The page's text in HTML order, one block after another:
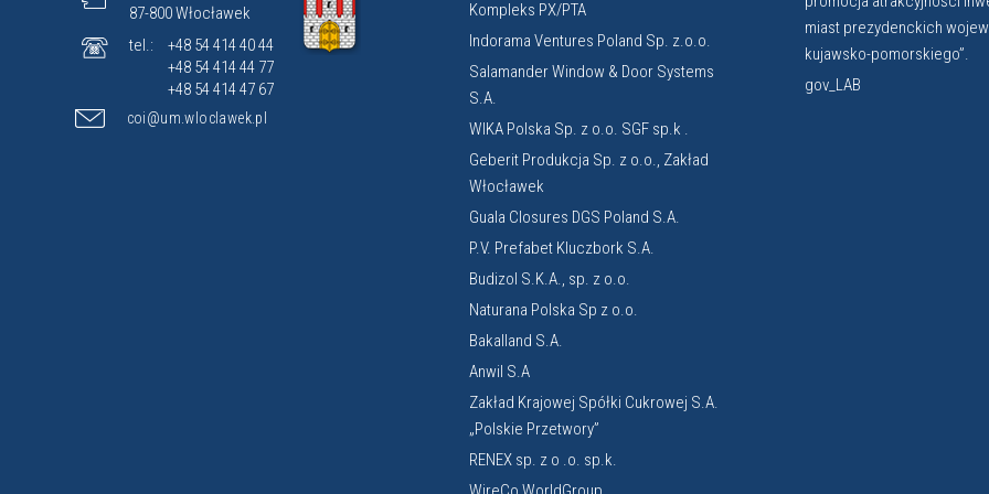
87-800 Włocławek
tel.:
+48 54 414 40 44
+48 54 414 44 77
+48 54 414 47 67
coi@um.wloclawek.pl
Kompleks PX/PTA
Indorama Ventures Poland Sp. z.o.o.
Salamander Window & Door Systems
S.A.
WIKA Polska Sp. z o.o. SGF sp.k .
Geberit Produkcja Sp. z o.o., Zakład
Włocławek
Guala Closures DGS Poland S.A.
P.V. Prefabet Kluczbork S.A.
Budizol S.K.A., sp. z o.o.
Naturana Polska Sp z o.o.
Bakalland S.A.
Anwil S.A
Zakład Krajowej Spółki Cukrowej S.A.
„Polskie Przetwory”
RENEX sp. z o .o. sp.k.
miast prezydenckich
kujawsko-pomorskiego”.
gov_LAB